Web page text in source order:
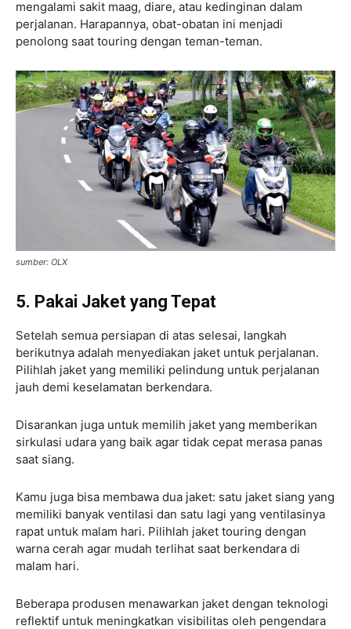
mengalami sakit maag, diare, atau kedinginan dalam
perjalanan. Harapannya, obat-obatan ini menjadi
penolong saat touring dengan teman-teman.
sumber: OLX
5. Pakai Jaket yang Tepat
Setelah semua persiapan di atas selesai, langkah
berikutnya adalah menyediakan jaket untuk perjalanan.
Pilihlah jaket yang memiliki pelindung untuk perjalanan
jauh demi keselamatan berkendara.
Disarankan juga untuk memilih jaket yang memberikan
sirkulasi udara yang baik agar tidak cepat merasa panas
saat siang.
Kamu juga bisa membawa dua jaket: satu jaket siang yang
memiliki banyak ventilasi dan satu lagi yang ventilasinya
rapat untuk malam hari. Pilihlah jaket touring dengan
warna cerah agar mudah terlihat saat berkendara di
malam hari.
Beberapa produsen menawarkan jaket dengan teknologi
reflektif untuk meningkatkan visibilitas oleh pengendara